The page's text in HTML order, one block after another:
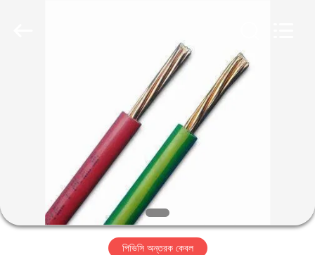
আমাদের
সম্পর্কে
পিভিসি অন্তরক কেবল